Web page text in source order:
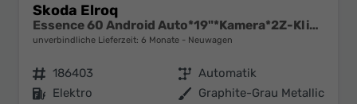
Skoda Elroq
Essence 60 Android Auto*19"*Kamera*2Z-Klimaauto*Totwinkel*LED*Tempomat
unverbindliche Lieferzeit: 6 Monate Neuwagen
Fahrzeugnr. 186403 Getriebe Automatik
Kraftstoff Elektro Außenfarbe Graphite-Grau Metallic